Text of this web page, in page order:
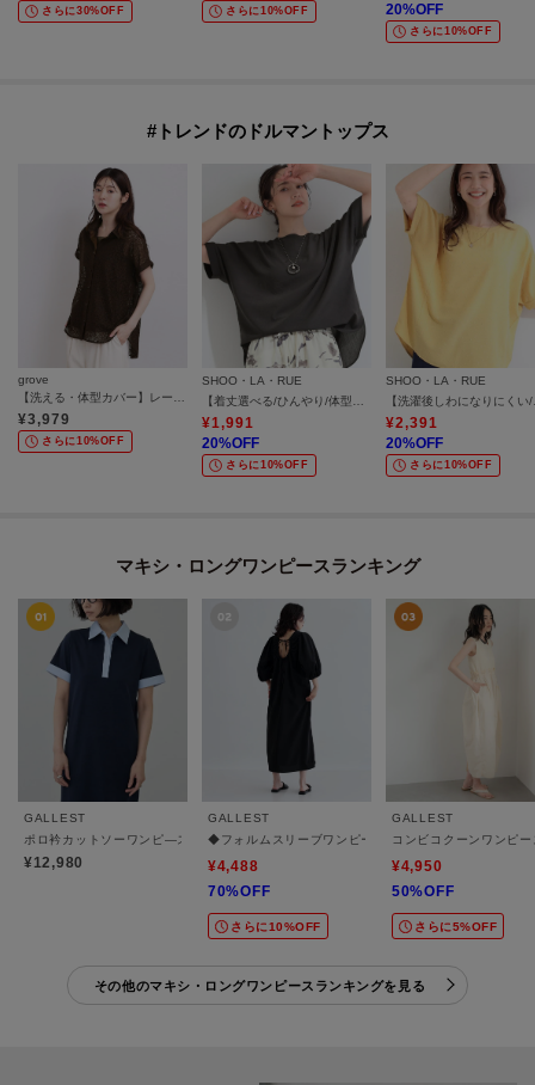
さらに30%OFF さらに10%OFF
20%OFF
さらに10%OFF
#トレンドのドルマントップス
grove
¥3,979
さらに10%OFF
SHOO・LA・RUE
¥1,991
20%OFF
さらに10%OFF
SHOO・LA・RUE
¥2,391
20%OFF
さらに10%OFF
マキシ・ロングワンピースランキング
GALLEST
ポロ衿カットソーワンピ―ス
¥12,980
GALLEST
◆フォルムスリーブワンピース
¥4,488
70%OFF
さらに10%OFF
GALLEST
コンビコクーンワンピー
¥4,950
50%OFF
さらに5%OFF
その他のマキシ・ロングワンピースランキングを見る